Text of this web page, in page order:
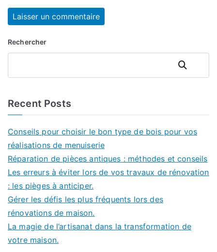
Rechercher
Rechercher
Recent Posts
Conseils pour choisir le bon type de bois pour vos
réalisations de menuiserie
Réparation de pièces antiques : méthodes et conseils
Les erreurs à éviter lors de vos travaux de rénovation
: les pièges à anticiper.
Gérer les défis les plus fréquents lors des
rénovations de maison.
La magie de l’artisanat dans la transformation de
votre maison.